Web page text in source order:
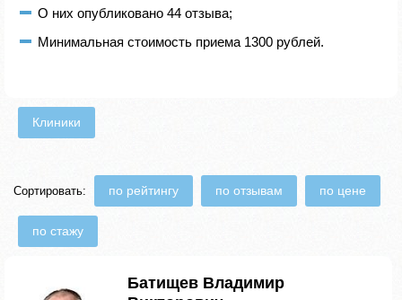
О них опубликовано 44 отзыва;
Минимальная стоимость приема 1300 рублей.
Клиники
Сортировать: по рейтингу по отзывам по цене
по стажу
Батищев Владимир